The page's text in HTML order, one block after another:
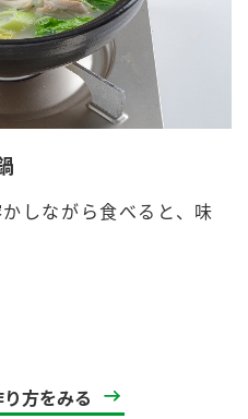
米飯用調味液
ージアム）
いること
取り組み
ん酢工房」
しながら食べると、味
方をみる